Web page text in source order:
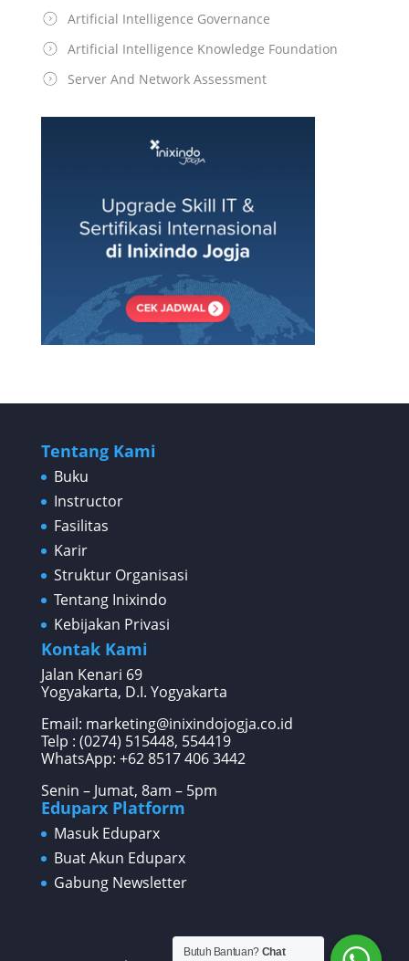
Artificial Intelligence Governance
Artificial Intelligence Knowledge Foundation
Server And Network Assessment
Tentang Kami
Buku
Instructor
Fasilitas
Karir
Struktur Organisasi
Tentang Inixindo
Kebijakan Privasi
Kontak Kami
Jalan Kenari 69
Yogyakarta, D.I. Yogyakarta
Email: marketing@inixindojogja.co.id
Telp : (0274) 515448, 554419
WhatsApp: +62 8517 406 3442
Senin – Jumat, 8am – 5pm
Eduparx Platform
Masuk Eduparx
Buat Akun Eduparx
Gabung Newsletter
Butuh Bantuan? Chat